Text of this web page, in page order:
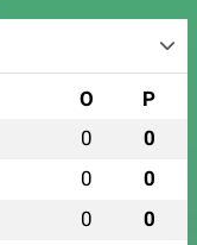
O P
0 0
0 0
0 0